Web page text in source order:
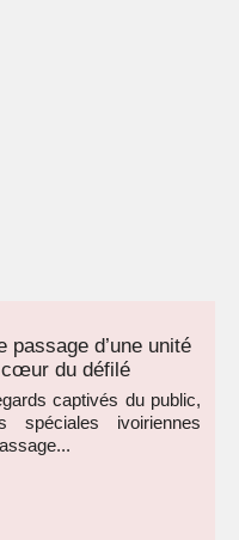
d’une unité
cœur du défilé
captivés du public,
spéciales ivoiriennes